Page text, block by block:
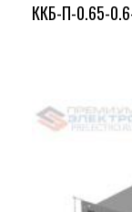
ККБ-П-0.65-